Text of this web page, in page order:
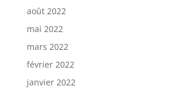
août 2022
mai 2022
mars 2022
février 2022
janvier 2022